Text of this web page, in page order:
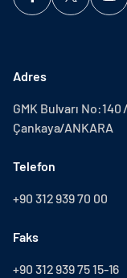
Adres
GMK Bulvarı
Çankaya/ANKARA
Telefon
+90 312 939 70 00
Faks
+90 312 939 75 15-16